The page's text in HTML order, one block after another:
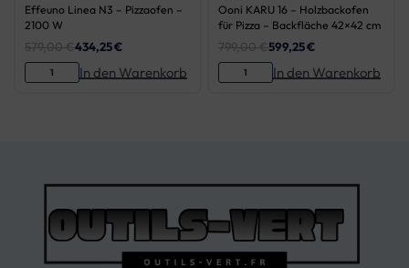
Effeuno Linea N3 – Pizzaofen –
2100 W
579,00€434,25€
In den Warenkorb
Ooni KARU 16 – Holzbackofen
für Pizza – Backfläche 42×42 cm
799,00€599,25€
In den Warenkorb